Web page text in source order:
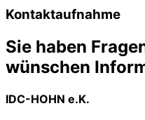
Kontaktaufnahme
Sie haben
wünschen
IDC-HOHN e.K.